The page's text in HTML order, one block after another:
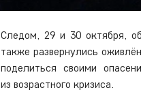
Следом, 29 и 30 октября,
также развернулись
поделиться своими
из возрастного кризиса.